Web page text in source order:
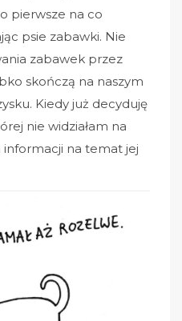
pierwsze na co
psie zabawki. Nie
zabawek przez
skończą na naszym
Kiedy już decyduję
nie widziałam na
informacji na temat jej